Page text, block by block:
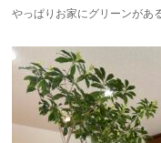
やっぱりお家にグリーンがあ